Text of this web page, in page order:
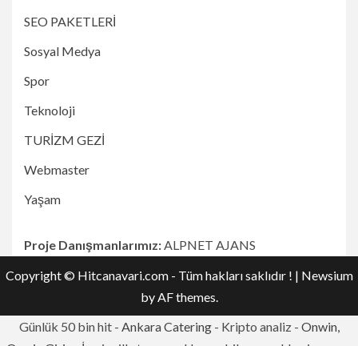
SEO PAKETLERİ
Sosyal Medya
Spor
Teknoloji
TURİZM GEZİ
Webmaster
Yaşam
Proje Danışmanlarımız: ALPNET AJANS
Copyright © Hitcanavari.com - Tüm hakları saklıdır ! | Newsium
by AF themes.
Günlük 50 bin hit - Ankara Catering- Kripto analiz - Onwin,